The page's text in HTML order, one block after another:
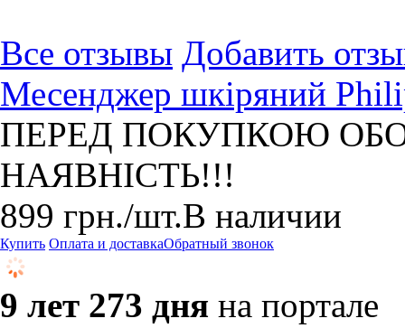
Все отзывы Добавить
Месенджер шкіряний
ПЕРЕД ПОКУПКОЮ
НАЯВНІСТЬ!!!
899 грн./шт.В наличии
Купить Оплата и доставкаОбратный звонок
9 лет 273 дня на портале